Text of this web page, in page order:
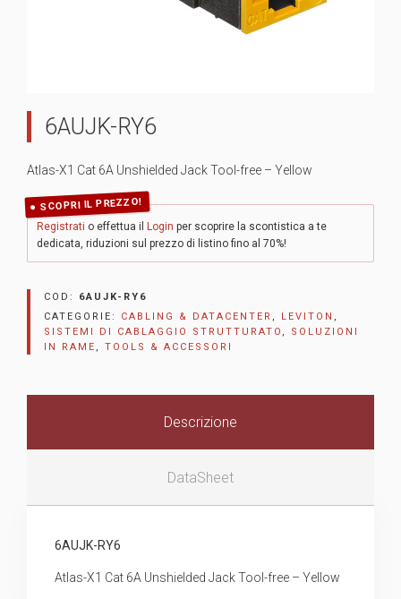
6AUJK-RY6
Atlas-X1 Cat 6A Unshielded Jack Tool-free – Yellow
SCOPRI IL PREZZO!
Registrati o effettua il Login per scoprire la scontistica a te
dedicata, riduzioni sul prezzo di listino fino al 70%!
COD: 6AUJK-RY6
CATEGORIE: CABLING & DATACENTER , LEVITON ,
SISTEMI DI CABLAGGIO STRUTTURATO , SOLUZIONI
IN RAME , TOOLS & ACCESSORI
Descrizione
DataSheet
6AUJK-RY6
Atlas-X1 Cat 6A Unshielded Jack Tool-free – Yellow